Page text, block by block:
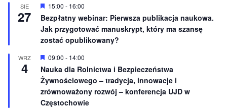
n
o
n
e
SIE
27
W
r
ó
ż
n
i
o
n
e
15:00 - 16:00
Bezpłatny webinar: Pierwsza publikacja naukowa.
Jak przygotować manuskrypt, który ma szansę
zostać opublikowany?
WRZ
4
W
r
ó
ż
n
i
09:00 - 14:00
Nauka dla Rolnictwa i Bezpieczeństwa
Żywnościowego – tradycja, innowacje i
zrównoważony rozwój – konferencja UJD w
Częstochowie